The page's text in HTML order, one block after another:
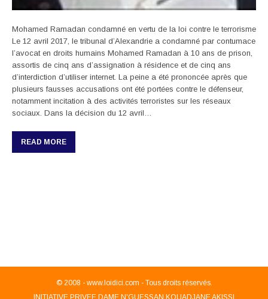
Mohamed Ramadan condamné en vertu de la loi contre le terrorisme
Le 12 avril 2017, le tribunal d’Alexandrie a condamné par contumace
l’avocat en droits humains Mohamed Ramadan à 10 ans de prison,
assortis de cinq ans d’assignation à résidence et de cinq ans
d’interdiction d’utiliser internet. La peine a été prononcée après que
plusieurs fausses accusations ont été portées contre le défenseur,
notamment incitation à des activités terroristes sur les réseaux
sociaux. Dans la décision du 12 avril…
READ MORE
© 2008 - www.loidici.com - Tous droits réservés.
INITIATIVE PRIVEE DAME N'GUESSAN KOUADJANE AKISSI